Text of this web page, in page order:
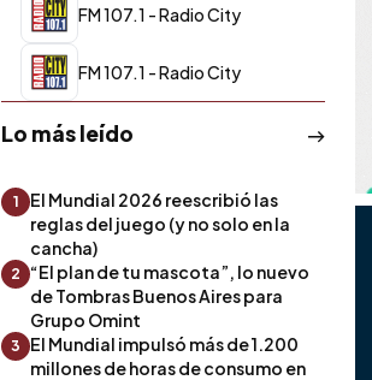
FM 107.1 - Radio City
FM 107.1 - Radio City
Lo más leído
1
El Mundial 2026 reescribió las
reglas del juego (y no solo en la
cancha)
2
“El plan de tu mascota”, lo nuevo
de Tombras Buenos Aires para
Grupo Omint
3
El Mundial impulsó más de 1.200
millones de horas de consumo en